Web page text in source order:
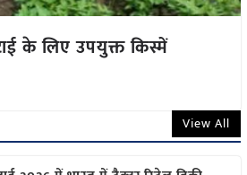
के लिए उपयुक्त किस्में
View All